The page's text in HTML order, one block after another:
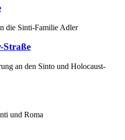
die Sinti-Familie Adler
an den Sinto und Holocaust-
und Roma